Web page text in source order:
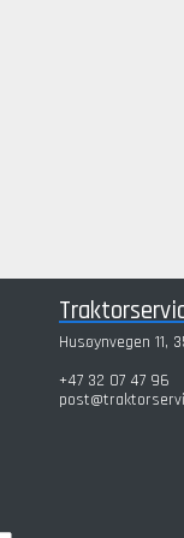
Husøynvegen 11,
+47 32 07 47 96